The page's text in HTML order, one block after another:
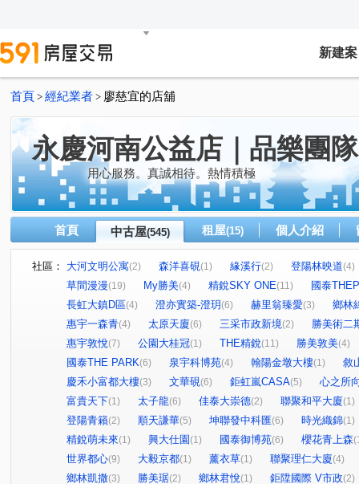
新建案
首頁 > 經紀業者 > 廖慈宜的店舖
永慶河南公益店｜品樂團隊
用心服務。真誠相待。熱情積極
首頁 中古屋(545) 租屋(15) 個人介紹
社區： 大河文明公寓(2) 森洋喜硯(1) 緣溪行(2) 登陽林映道(4)
草間漫漫(19) My勝美(4) 精銳SKY ONE(11)
國泰
長虹大鎮D區(4) 澄亦實築-澄玥(6) 赫里翁臻愛(3)
鄉林
惠宇一森青(4) 太原天廈(6) 三采市政新境(2)
勝美術二
惠宇敦悅(7) 公園大桂冠(1) THE精銳(11) 勝美敦美(4)
國泰THE PARK(6) 泉宇科博苑(4) 翰陽金墩大樓(1)
敘
慶禾小富都大樓(3) 文華硯(6) 鉅虹嵐CASA(5)
心之所
富貴天下(1) 太子龍(6) 佳泰大崇德(2) 聯聚和平大廈(1)
登陽青籟(2) 順天謙華(5) 坤聯發中科匯(6) 時光織錦(1)
精銳萌未來(1) 興大仕園 (1) 國泰御博苑(6) 櫻花青上森
世界都心(9) 大毅京都(1) 薰衣草(1) 聯聚理仁大廈(4)
鄉林凱撒(3) 勝美琚(2) 鄉林君悅(1) 鉅陞國際 V市政(2)